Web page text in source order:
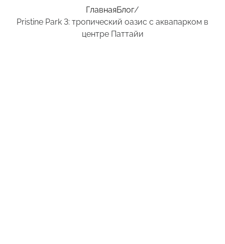
ГлавнаяБлог/
Pristine Park 3: тропический оазис с аквапарком в
центре Паттайи